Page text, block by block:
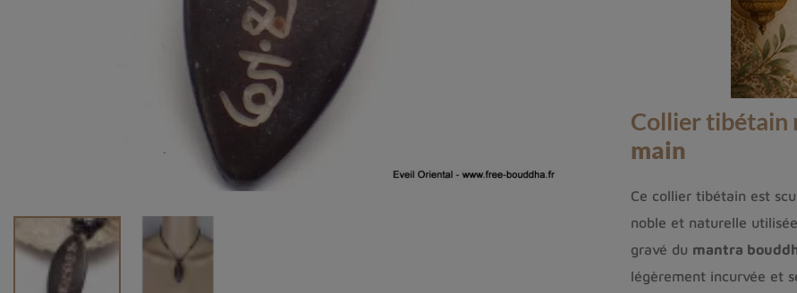
Collier tibétain
main
Ce collier tibétain est
noble et naturelle
gravé du mantra
légèrement incurvée et